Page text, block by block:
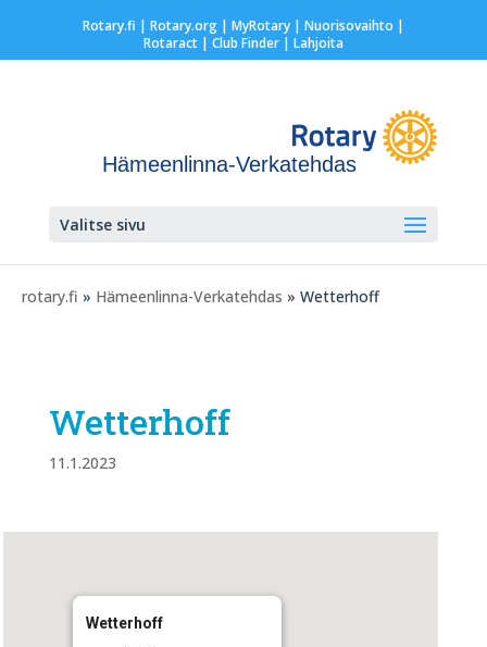
Rotary.fi | Rotary.org| MyRotary | Nuorisovaihto |
Rotaract| Club Finder| Lahjoita
Hämeenlinna-Verkatehdas
Valitse sivu
rotary.fi » Hämeenlinna-Verkatehdas » Wetterhoff
Wetterhoff
11.1.2023
Wetterhoff